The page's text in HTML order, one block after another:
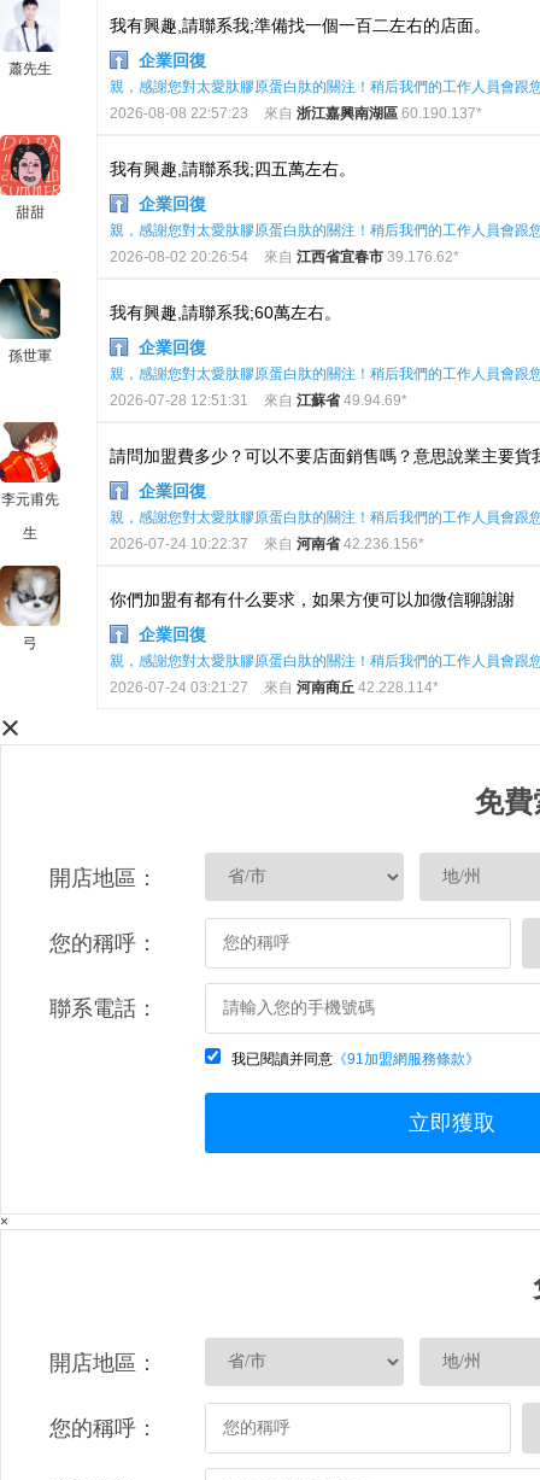
蕭先生
我有興趣,請聯系我;準備找一個一百二左右的店面。
企業回復
親，感謝您對太愛肽膠原蛋白肽的關注！稍后我們的工作人員會跟
2026-08-08 22:57:23
來自 浙江嘉興南湖區 60.190.137*
甜甜
我有興趣,請聯系我;四五萬左右。
企業回復
親，感謝您對太愛肽膠原蛋白肽的關注！稍后我們的工作人員會跟
2026-08-02 20:26:54
來自 江西省宜春市 39.176.62*
孫世軍
我有興趣,請聯系我;60萬左右。
企業回復
親，感謝您對太愛肽膠原蛋白肽的關注！稍后我們的工作人員會跟
2026-07-28 12:51:31
來自 江蘇省49.94.69*
李元甫先
生
請問加盟費多少？可以不要店面銷售嗎？意思說業主要貨
企業回復
親，感謝您對太愛肽膠原蛋白肽的關注！稍后我們的工作人員會跟
2026-07-24 10:22:37
來自 河南省42.236.156*
弓
你們加盟有都有什么要求，如果方便可以加微信聊謝謝
企業回復
親，感謝您對太愛肽膠原蛋白肽的關注！稍后我們的工作人員會跟
2026-07-24 03:21:27
來自 河南商丘 42.228.114*
×
免費
開店地區：
您的稱呼：
聯系電話：
我已閱讀并同意 《91加盟網服務條款》
立即獲取
×
開店地區：
您的稱呼：